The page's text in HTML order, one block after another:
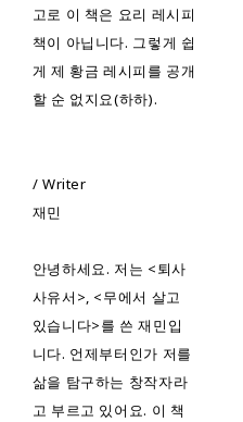
고로 이 책은 요리 레시피
책이 아닙니다. 그렇게 쉽
게 제 황금 레시피를 공개
할 순 없지요(하하).
/ Writer
재민
안녕하세요. 저는 <퇴사
사유서>, <무에서 살고
있습니다>를 쓴 재민입
니다. 언제부터인가 저를
삶을 탐구하는 창작자라
고 부르고 있어요. 이 책